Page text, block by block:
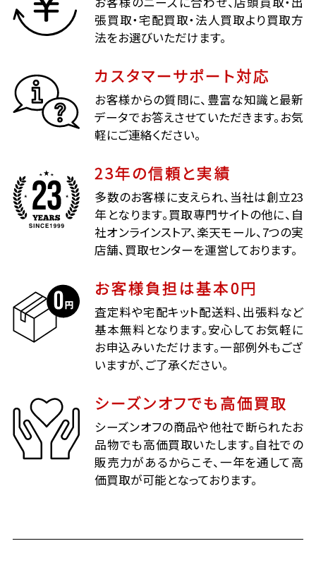
張買取・宅配買取・法人買取より買取方
法をお選びいただけます。
カスタマーサポート対応
お客様からの質問に、豊富な知識と最新
データでお答えさせていただきます。お気
軽にご連絡ください。
23年の信頼と実績
多数のお客様に支えられ、当社は創立23
年となります。買取専門サイトの他に、自
社オンラインストア、楽天モール、7つの実
店舗、買取センターを運営しております。
お客様負担は基本0円
査定料や宅配キット配送料、出張料など
基本無料となります。安心してお気軽に
お申込みいただけます。一部例外もござ
いますが、ご了承ください。
シーズンオフでも高価買取
シーズンオフの商品や他社で断られたお
品物でも高価買取いたします。自社での
販売力があるからこそ、一年を通して高
価買取が可能となっております。